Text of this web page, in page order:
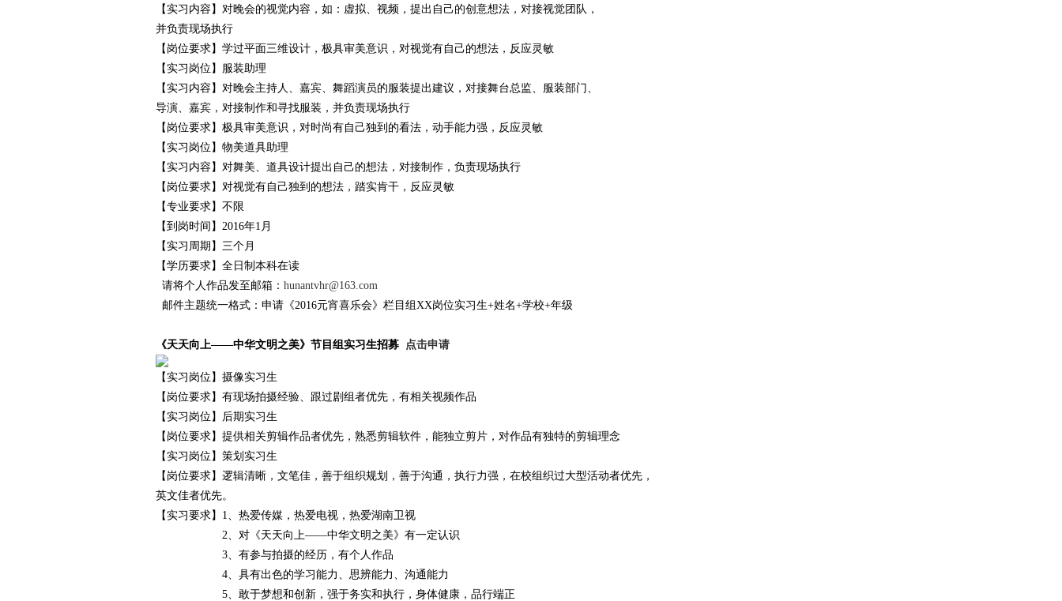
【实习内容】对晚会的视觉内容，如：虚拟、视频，提出自己的创意想法，对接视觉团队，
并负责现场执行
【岗位要求】学过平面三维设计，极具审美意识，对视觉有自己的想法，反应灵敏
【实习岗位】服装助理
【实习内容】对晚会主持人、嘉宾、舞蹈演员的服装提出建议，对接舞台总监、服装部门、
导演、嘉宾，对接制作和寻找服装，并负责现场执行
【岗位要求】极具审美意识，对时尚有自己独到的看法，动手能力强，反应灵敏
【实习岗位】物美道具助理
【实习内容】对舞美、道具设计提出自己的想法，对接制作，负责现场执行
【岗位要求】对视觉有自己独到的想法，踏实肯干，反应灵敏
【专业要求】不限
【到岗时间】2016年1月
【实习周期】三个月
【学历要求】全日制本科在读
请将个人作品发至邮箱： hunantvhr@163.com
邮件主题统一格式：申请《2016元宵喜乐会》栏目组XX岗位实习生+姓名+学校+年级
《天天向上——中华文明之美》节目组实习生招募 点击申请
【实习岗位】摄像实习生
【岗位要求】有现场拍摄经验、跟过剧组者优先，有相关视频作品
【实习岗位】后期实习生
【岗位要求】提供相关剪辑作品者优先，熟悉剪辑软件，能独立剪片，对作品有独特的剪辑理念
【实习岗位】策划实习生
【岗位要求】逻辑清晰，文笔佳，善于组织规划，善于沟通，执行力强，在校组织过大型活动者优先，
英文佳者优先。
【实习要求】1、热爱传媒，热爱电视，热爱湖南卫视
2、对《天天向上——中华文明之美》有一定认识
3、有参与拍摄的经历，有个人作品
4、具有出色的学习能力、思辨能力、沟通能力
5、敢于梦想和创新，强于务实和执行，身体健康，品行端正